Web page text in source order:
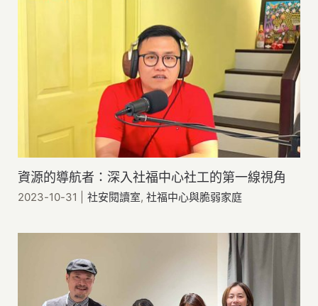
資源的導航者：深入社福中心社工的第一線視角
2023-10-31 社安閱讀室,社福中心與脆弱家庭